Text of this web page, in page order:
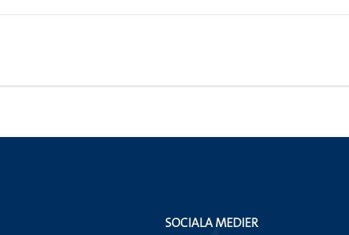
SOCIALA MEDIER